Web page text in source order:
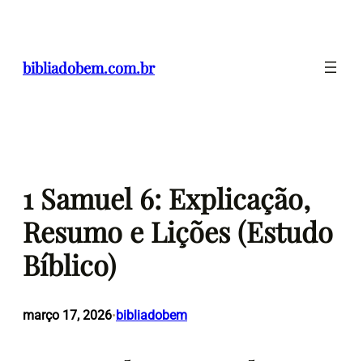
conteúdo
bibliadobem.com.br
1 Samuel 6: Explicação,
Resumo e Lições (Estudo
Bíblico)
março 17, 2026•bibliadobem